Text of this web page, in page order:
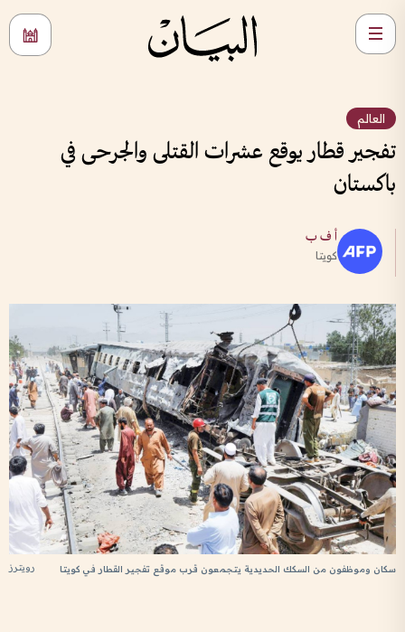
العالم
تفجير قطار يوقع عشرات القتلى والجرحى في
باكستان
أ ف ب
كويتا
رويترز سكان وموظفون من السكك الحديدية يتجمعون قرب موقع تفجير القطار في كويتا